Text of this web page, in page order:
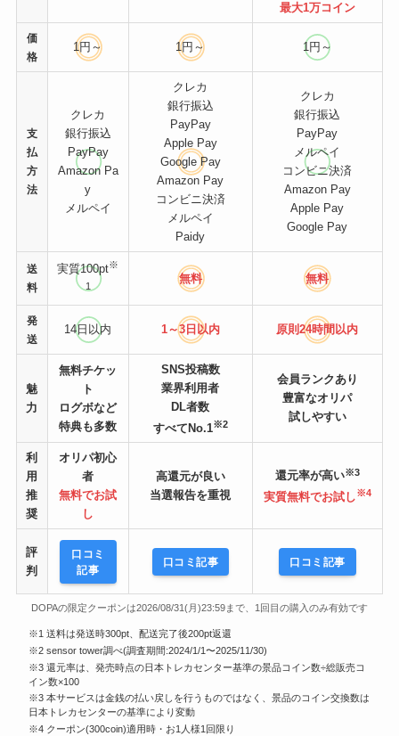
最大1万コイン
価
格
1円～ 1円～ 1円～
支
払
方
法
クレカ
銀行振込
PayPay
Amazon Pa
y
メルペイ
クレカ
銀行振込
PayPay
Apple Pay
Google Pay
Amazon Pay
コンビニ決済
メルペイ
Paidy
クレカ
銀行振込
PayPay
メルペイ
コンビニ決済
Amazon Pay
Apple Pay
Google Pay
送
料
実質100pt※
1
無料 無料
発
送
14日以内 1～3日以内 原則24時間 以内
魅
力
無料チケッ
ト
ログボなど
特典も多数
SNS投稿数
業界利用者
DL者数
すべてNo.1※2
会員ランクあり
豊富なオリパ
試しやすい
利
用
推
奨
オリパ初心
者
無料でお試
し
高還元が良い
当選報告を重視
還元率が高い※3
実質無料でお試し※4
評
判
口コミ
記事
口コミ記事 口コミ記事
DOPAの限定クーポンは2026/08/31(月)23:59まで、1回目の購入のみ有効です
※1 送料は発送時300pt、配送完了後200pt返還
※2 sensor tower調べ(調査期間:2024/1/1〜2025/11/30)
※3 還元率は、発売時点の日本トレカセンター基準の景品コイン数÷総販売コ
イン数×100
※3 本サービスは金銭の払い戻しを行うものではなく、景品のコイン交換数は
日本トレカセンターの基準により変動
※4 クーポン(300coin)適用時・お1人様1回限り